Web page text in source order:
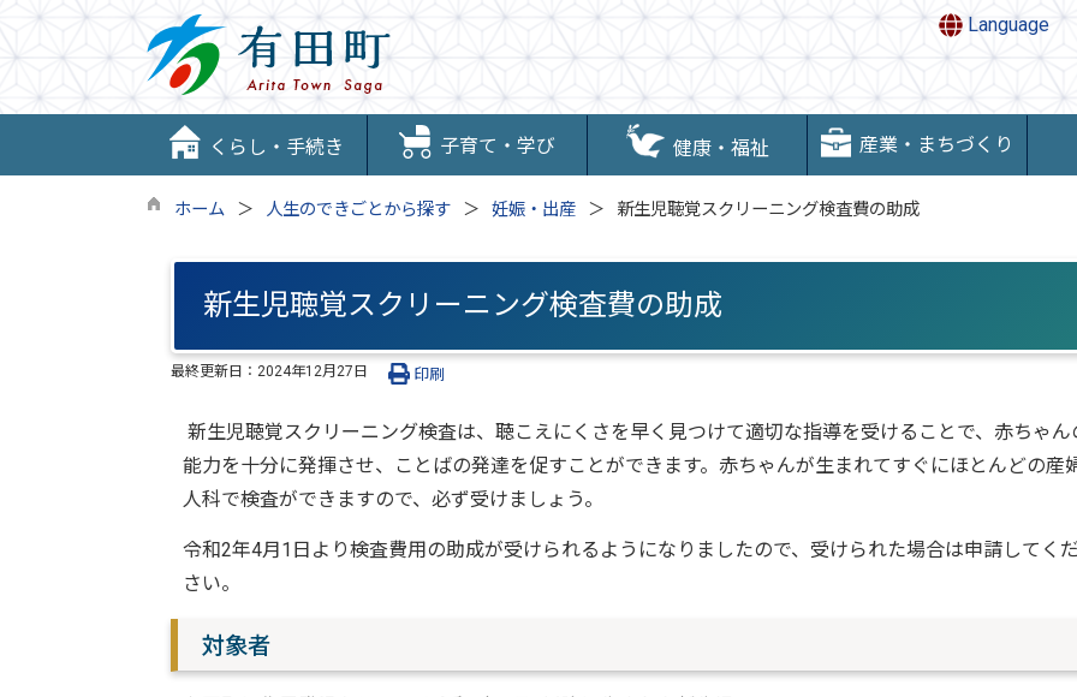
Language
くらし・手続き 子育て・学び 健康・福祉 産業・まちづくり
ホーム 人生のできごとから探す 妊娠・出産 新生児聴覚スクリーニング検査費の助成
新生児聴覚スクリーニング検査費の助成
最終更新日： 2024年12月27日 印刷
新生児聴覚スクリーニング検査は、聴こえにくさを早く見つけて適切な指導を受けることで、赤ちゃん
能力を十分に発揮させ、ことばの発達を促すことができます。赤ちゃんが生まれてすぐにほとんどの産
人科で検査ができますので、必ず受けましょう。
令和2年4月1日より検査費用の助成が受けられるようになりましたので、受けられた場合は申請してく
さい。
対象者